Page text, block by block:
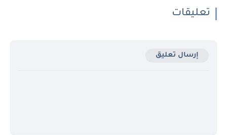
تعليقات
إرسال تعليق